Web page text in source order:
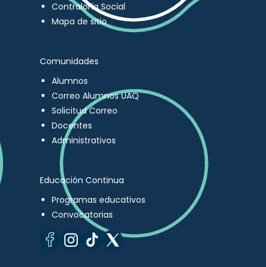
Contraloría Social
Mapa de sitio
Comunidades
Alumnos
Correo Alumnos UAQ
Solicitud Correo
Docentes
Administrativos
Educación Continua
Programas educativos
Convocatorias